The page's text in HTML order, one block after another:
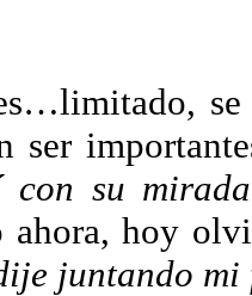
ser
su
hoy
juntando mi